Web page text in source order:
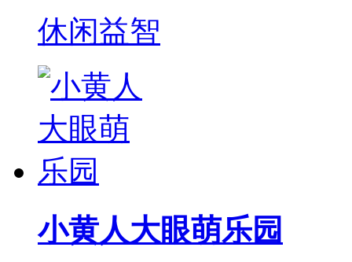
休闲益智
小黄人大眼萌乐园